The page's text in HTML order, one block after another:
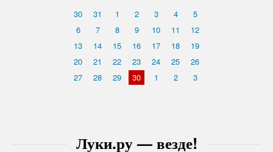
Луки.ру — везде!
30 31 1 2 3 4
5
6
7 8 9 10 11
12
13
14 15 16 17 18
19
20
21 22 23 24 25
26
27
28 29 30 1 2 3